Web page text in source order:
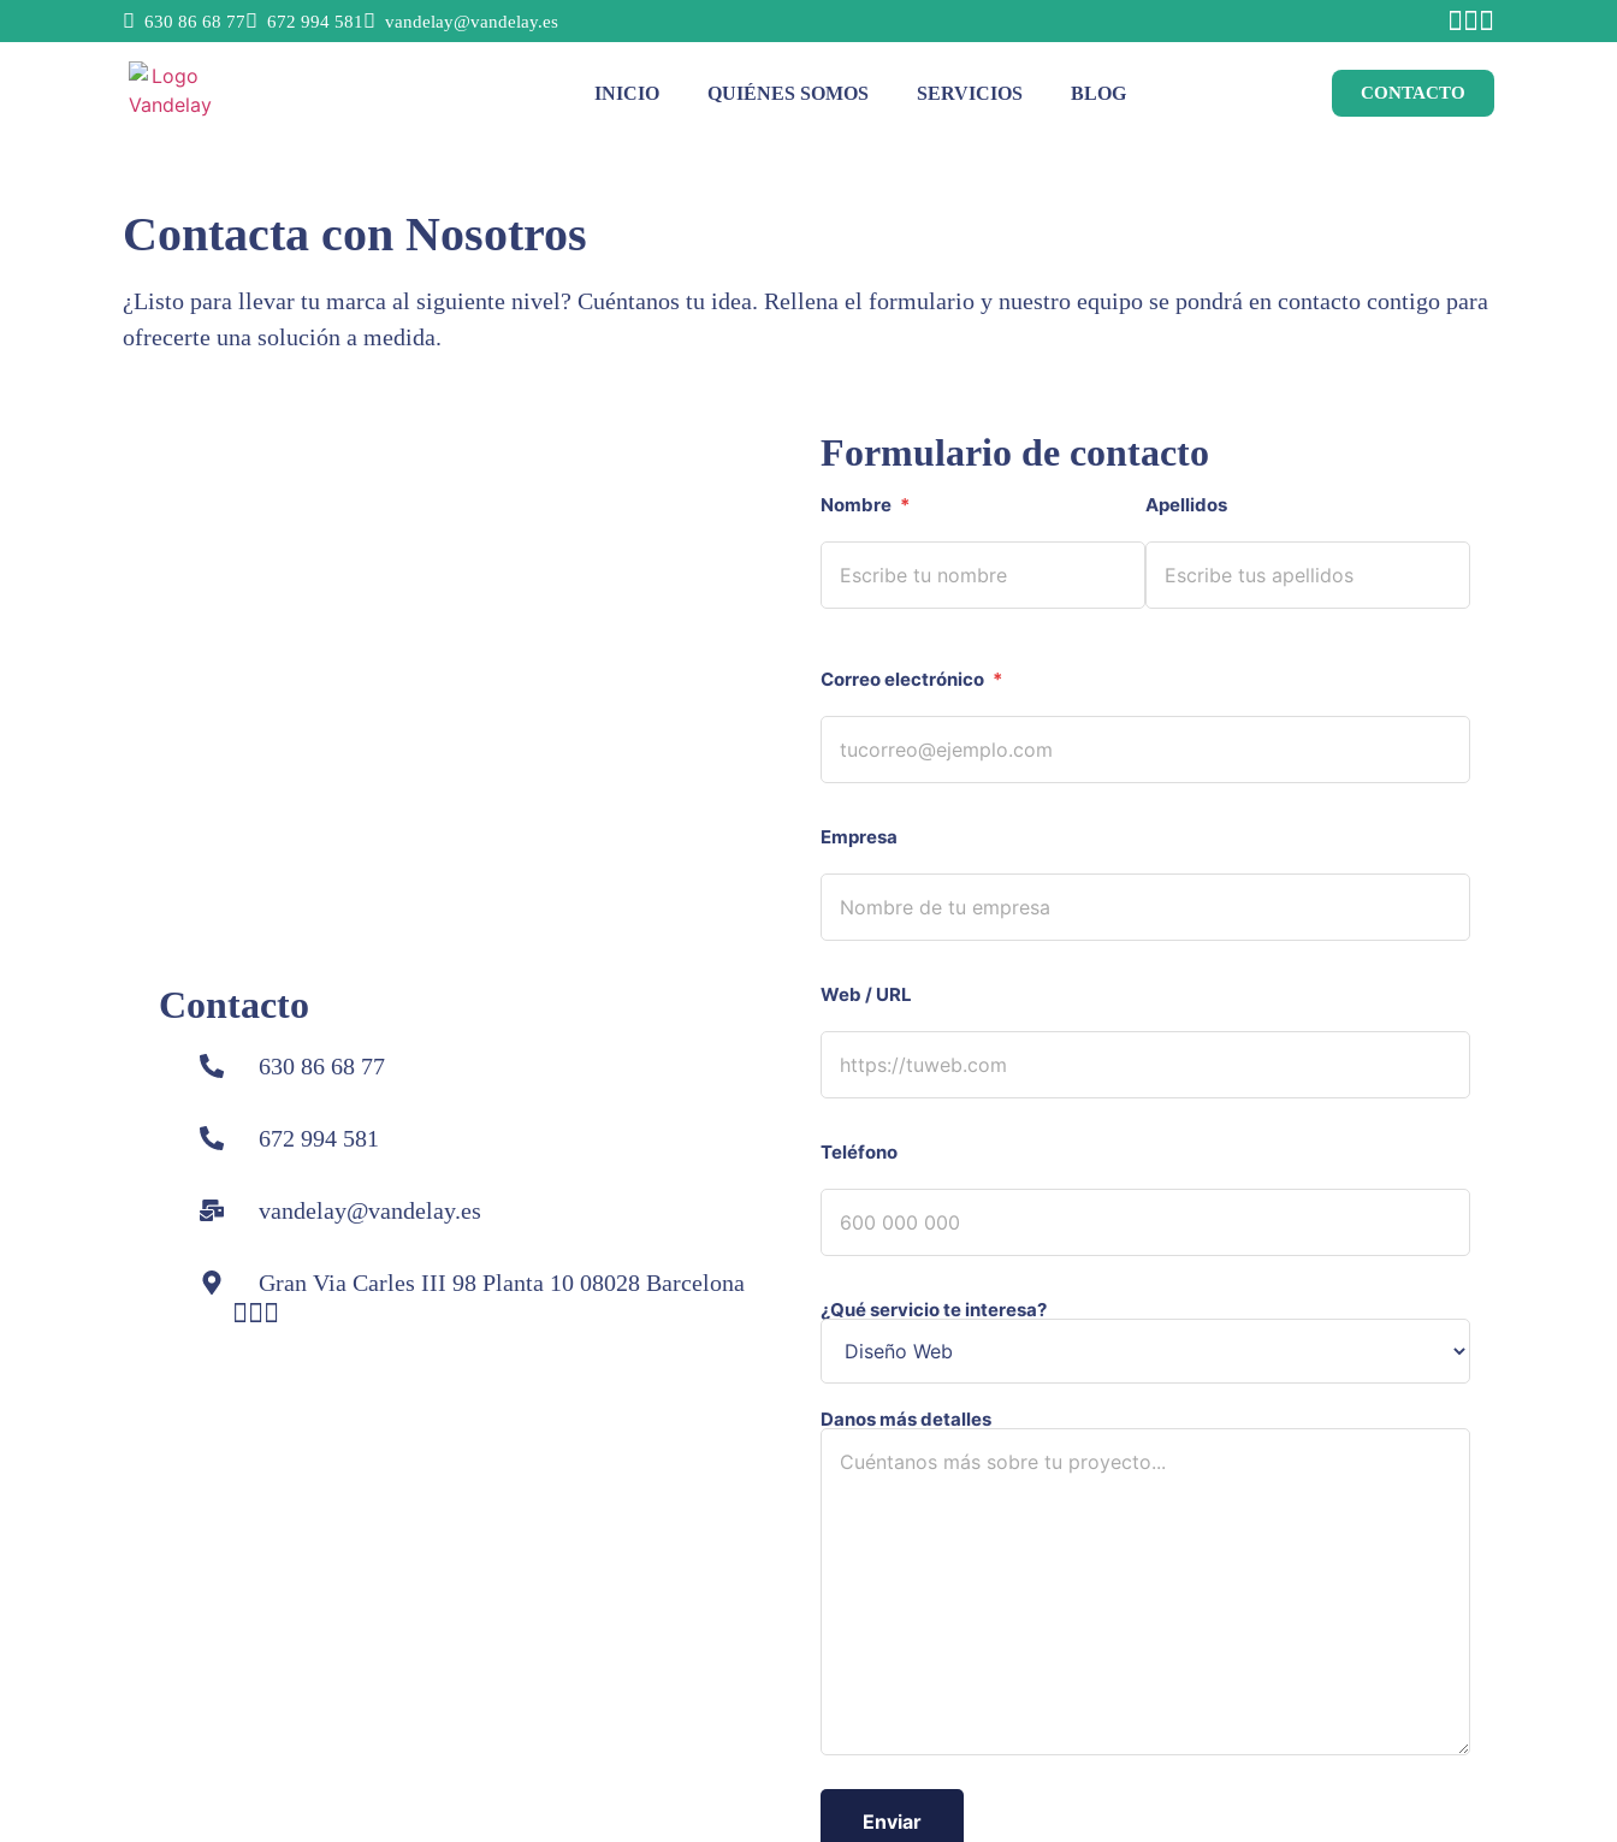
630 86 68 77 672 994 581 vandelay@vandelay.es
INICIO QUIÉNES SOMOS SERVICIOS BLOG CONTACTO
Contacta con Nosotros
¿Listo para llevar tu marca al siguiente nivel? Cuéntanos tu idea. Rellena el formulario y nuestro equipo se pondrá en contacto contigo para
ofrecerte una solución a medida.
Contacto
630 86 68 77
672 994 581
vandelay@vandelay.es
Gran Via Carles III 98 Planta 10 08028 Barcelona
Formulario de contacto
Nombre * Apellidos
Correo electrónico *
Empresa
Web / URL
Teléfono
¿Qué servicio te interesa?
Danos más detalles